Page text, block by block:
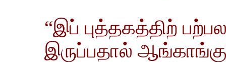
“இப் புத்தகத்திற்
இருப்பதால் ஆங்காங்குக்